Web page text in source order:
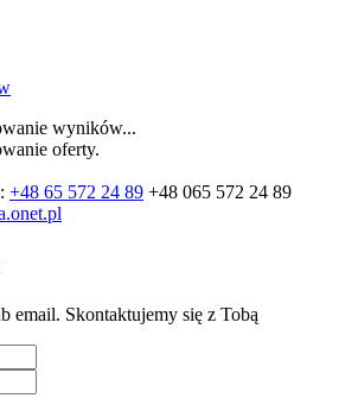
wyników...
oferty.
+48 65 572 24 89 +48 065 572 24 89
email. Skontaktujemy się z Tobą